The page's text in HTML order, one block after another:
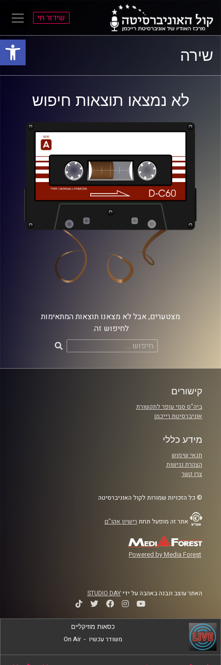
פתח
התפריט
הראשי
התוכן
הראשי
שידור חי
שירה
לא נמצאו תוצאות חיפוש
מצטערים, אבל לא מצאנו תוצאות המתאימות
לחיפוש זה.
חיפוש:
קישורים
ביה"ס סמי עופר לתקשורת
אוניברסיטת רייכמן
מידע כללי
תנאי שימוש
הצהרת נגישות
צרו קשר
© כל הזכויות שמורות לקול האוניברסיטה
אתר זה מופעל תחת רישיון אקו"ם
Powered by Media Forest
האתר עוצב ונבנה באהבה על ידיSTUDIO DAY
כסאות מוזיקליים
משודר עכשיו -
On Air